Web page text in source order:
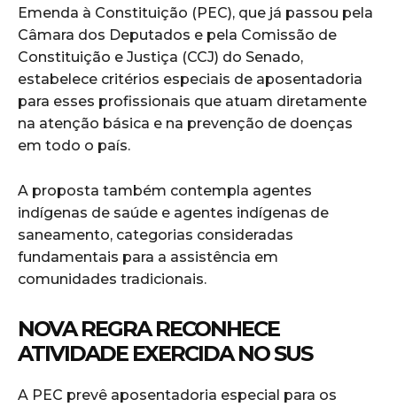
Emenda à Constituição (PEC), que já passou pela
Câmara dos Deputados e pela Comissão de
Constituição e Justiça (CCJ) do Senado,
estabelece critérios especiais de aposentadoria
para esses profissionais que atuam diretamente
na atenção básica e na prevenção de doenças
em todo o país.
A proposta também contempla agentes
indígenas de saúde e agentes indígenas de
saneamento, categorias consideradas
fundamentais para a assistência em
comunidades tradicionais.
NOVA REGRA RECONHECE
ATIVIDADE EXERCIDA NO SUS
A PEC prevê aposentadoria especial para os